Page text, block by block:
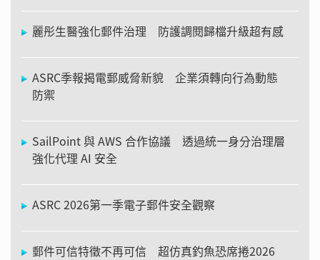
麗彤生醫強化郵件治理 防護調閱歸檔升級超有感
ASRC季報揭電郵威脅新貌 企業須轉向行為動態
防禦
SailPoint 與 AWS 合作協議 透過統一身分治理層
強化代理 AI 安全
ASRC 2026第一季電子郵件安全觀察
郵件可信特徵不再可信 超仿真釣魚恐席捲2026